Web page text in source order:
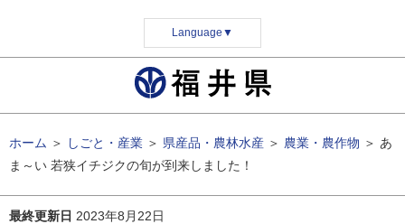
Language ▼
ホーム ＞ しごと・産業 ＞ 県産品・農林水産 ＞ 農業・農作物 ＞ あ
ま～い 若狭イチジクの旬が到来しました！
最終更新日 2023年8月22日